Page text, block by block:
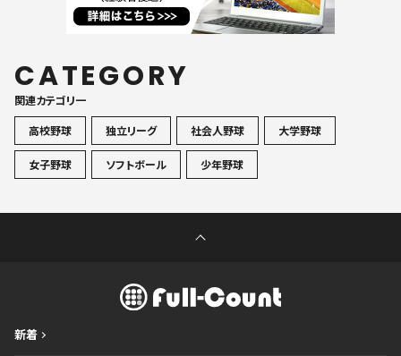
CATEGORY
関連カテゴリ一
高校野球
独立リーグ 社会人野球 大学野球
女子野球 ソフトボール 少年野球
新着